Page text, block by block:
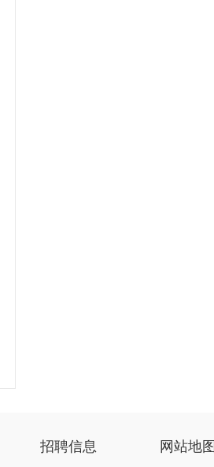
招聘信息 网站地图